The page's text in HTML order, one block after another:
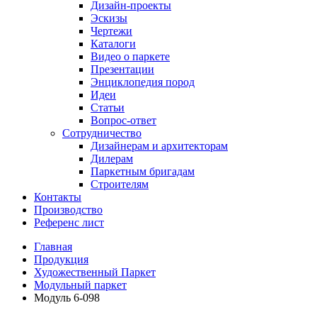
Дизайн-проекты
Эскизы
Чертежи
Каталоги
Видео о паркете
Презентации
Энциклопедия пород
Идеи
Статьи
Вопрос-ответ
Сотрудничество
Дизайнерам и архитекторам
Дилерам
Паркетным бригадам
Строителям
Контакты
Производство
Референс лист
Главная
Продукция
Художественный Паркет
Модульный паркет
Модуль 6-098